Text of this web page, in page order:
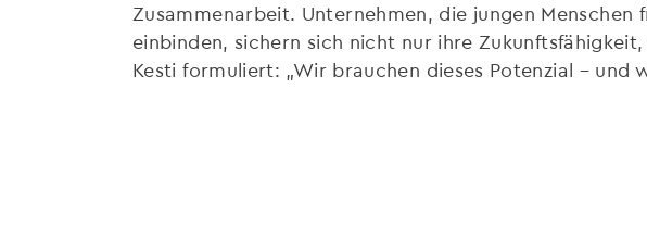
Zusammenarbeit. Unternehmen, die jungen
einbinden, sichern sich nicht nur ihre
Kesti formuliert: „Wir brauchen dieses Potenzial – und